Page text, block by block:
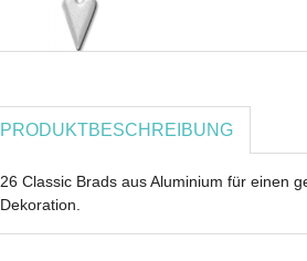
PRODUKTBESCHREIBUNG
26 Classic Brads aus Aluminium für einen
Dekoration.